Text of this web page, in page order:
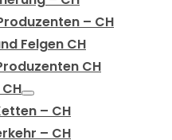
– CH
Felgen CH
CH
– CH
– CH